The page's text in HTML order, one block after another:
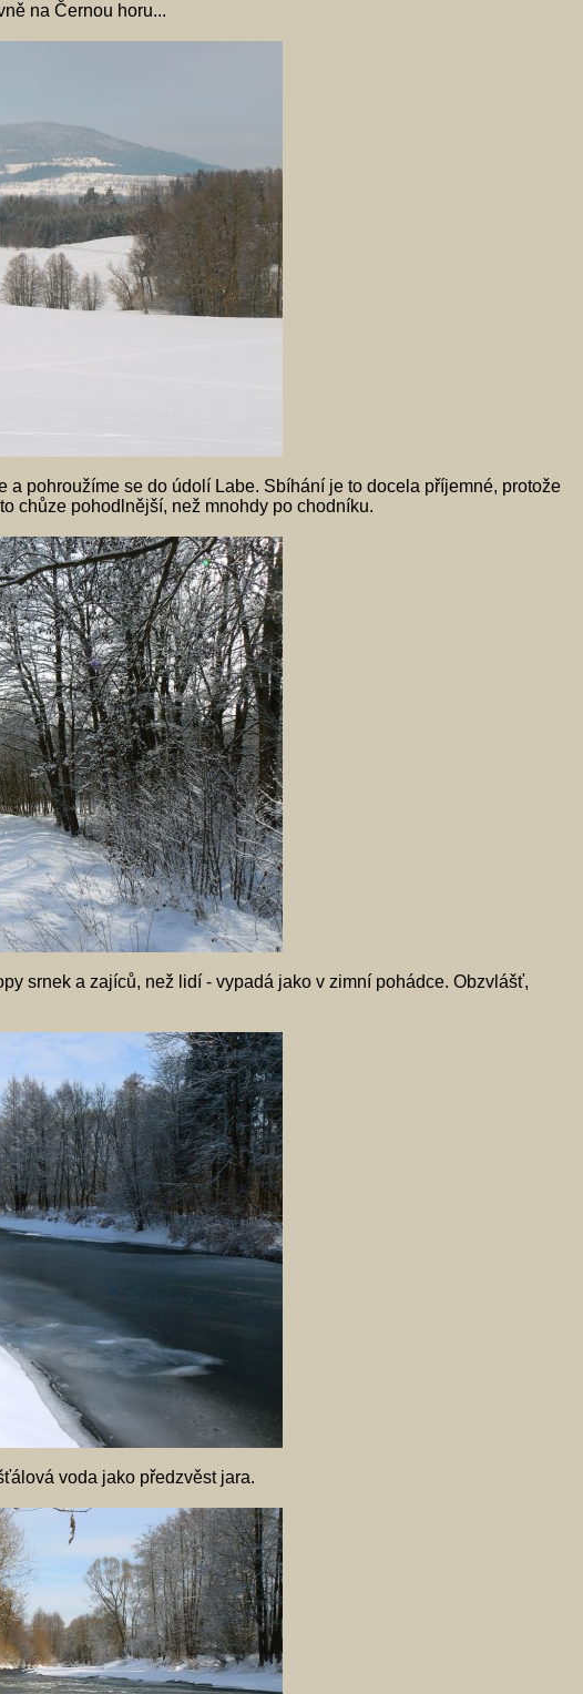
na Černou horu...
pohroužíme se do údolí Labe. Sbíhání je to docela příjemné, protože
chůze pohodlnější, než mnohdy po chodníku.
srnek a zajíců, než lidí - vypadá jako v zimní pohádce. Obzvlášť,
voda jako předzvěst jara.